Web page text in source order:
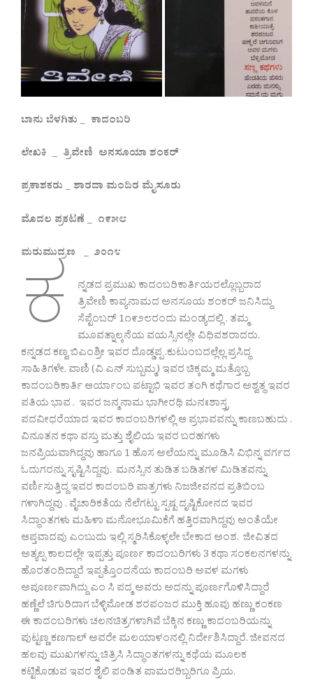
ಬಾನು ಬೆಳಗಿತು _ ಕಾದಂಬರಿ
ಲೇಖಕಿ _ ತ್ರಿವೇಣಿ ಅನಸೂಯಾ ಶಂಕರ್
ಪ್ರಕಾಶಕರು _ ಶಾರದಾ ಮಂದಿರ ಮೈಸೂರು
ಮೊದಲ ಪ್ರಕಟಣೆ _ ೧೯೫೮
ಮರುಮುದ್ರಣ _ ೨೦೧೪
ಕ
ನ್ನಡದ ಪ್ರಮುಖ ಕಾದಂಬರಿಕಾರ್ತಿಯರಲ್ಲೊಬ್ಬರಾದ
ತ್ರಿವೇಣಿ ಕಾವ್ಯನಾಮದ ಅನಸೂಯ ಶಂಕರ್ ಜನಿಸಿದ್ದು
ಸೆಪ್ಟೆಂಬರ್ 1೧೯೨೮ರಂದು ಮಂಡ್ಯದಲ್ಲಿ . ತಮ್ಮ
ಮೂವತ್ನಾಲ್ಕನೆಯ ವಯಸ್ಸಿನಲ್ಲೇ ವಿಧಿವಶರಾದರು.
ಕನ್ನಡದ ಕಣ್ವ ಬಿಎಂಶ್ರೀ ಇವರ ದೊಡ್ಡಪ್ಪ .ಕುಟುಂಬದಲ್ಲೆಲ್ಲ ಪ್ರಸಿದ್ಧ
ಸಾಹಿತಿಗಳೇ. ವಾಣಿ (ವಿ ಎನ್ ಸುಬ್ಬಮ್ಮ) ಇವರ ಚಿಕ್ಕಮ್ಮ ಮತ್ತೊಬ್ಬ
ಕಾದಂಬರಿಕಾರ್ತಿ ಆರ್ಯಾಂಬ ಪಟ್ಟಾಭಿ ಇವರ ತಂಗಿ ಕಥೆಗಾರ ಅಶ್ವತ್ಥ ಇವರ
ಪತಿಯ ಭಾವ . ಇವರ ಜನ್ಮನಾಮ ಭಾಗೀರಥಿ ಮನಃಶಾಸ್ತ್ರ
ಪದವೀಧರೆಯಾದ ಇವರ ಕಾದಂಬರಿಗಳಲ್ಲಿ ಆ ಪ್ರಭಾವವನ್ನು ಕಾಣಬಹುದು .
ವಿನೂತನ ಕಥಾ ವಸ್ತು ಮತ್ತು ಶೈಲಿಯ ಇವರ ಬರಹಗಳು
ಜನಪ್ರಿಯವಾಗಿದ್ದವು ಹಾಗೂ 1 ಹೊಸ ಅಲೆಯನ್ನು ಮೂಡಿಸಿ ವಿಭಿನ್ನ ವರ್ಗದ
ಓದುಗರನ್ನು ಸೃಷ್ಟಿಸಿದ್ದವು. ಮನಸ್ಸಿನ ತುಡಿತ ಬಡಿತಗಳ ಮಿಡಿತವನ್ನು
ವರ್ಣಿಸುತ್ತಿದ್ದ ಇವರ ಕಾದಂಬರಿ ಪಾತ್ರಗಳು ನಿಜಜೀವನದ ಪ್ರತಿಬಿಂಬ
ಗಳಾಗಿದ್ದವು . ವೈಚಾರಿಕತೆಯ ನೆಲೆಗಟ್ಟು ಸ್ಪಷ್ಟ ದೃಷ್ಟಿಕೋನದ ಇವರ
ಸಿದ್ಧಾಂತಗಳು ಮಹಿಳಾ ಮನೋಭೂಮಿಕೆಗೆ ಹತ್ತಿರವಾಗಿದ್ದವು ಅಂತೆಯೇ
ಆಪ್ತವಾದವು ಎಂಬುದು ಇಲ್ಲಿ ಸ್ಮರಿಸಿಕೊಳ್ಳಲೇ ಬೇಕಾದ ಅಂಶ. ಜೀವಿತದ
ಅತ್ಯಲ್ಪ ಕಾಲದಲ್ಲೇ ಇಪ್ಪತ್ತು ಪೂರ್ಣ ಕಾದಂಬರಿಗಳು 3 ಕಥಾ ಸಂಕಲನಗಳನ್ನು
ಹೊರತಂದಿದ್ದಾರೆ ಇಪ್ಪತ್ತೊಂದನೆಯ ಕಾದಂಬರಿ ಅವಳ ಮಗಳು
ಅಪೂರ್ಣವಾಗಿದ್ದು ಎಂ ಸಿ ಪದ್ಮ ಅವರು ಅದನ್ನು ಪೂರ್ಣಗೊಳಿಸಿದ್ದಾರೆ
ಹಣ್ಣೆಲೆ ಚಿಗುರಿದಾಗ ಬೆಳ್ಳಿಮೋಡ ಶರಪಂಜರ ಮುಕ್ತಿ ಹೂವು ಹಣ್ಣು ಕಂಕಣ
ಈ ಕಾದಂಬರಿಗಳು ಚಲನಚಿತ್ರಗಳಾಗಿವೆ ಬೆಕ್ಕಿನ ಕಣ್ಣು ಕಾದಂಬರಿಯನ್ನು
ಪುಟ್ಟಣ್ಣ ಕಣಗಾಲ್ ಅವರೇ ಮಲಯಾಳಂನಲ್ಲಿ ನಿರ್ದೇಶಿಸಿದ್ದಾರೆ. ಜೀವನದ
ಹಲವು ಮುಖಗಳನ್ನು ಚಿತ್ರಿಸಿ ಸಿದ್ಧಾಂತಗಳನ್ನು ಕಥೆಯ ಮೂಲಕ
ಕಟ್ಟಿಕೊಡುವ ಇವರ ಶೈಲಿ ಪಂಡಿತ ಪಾಮರರಿಬ್ಬರಿಗೂ ಪ್ರಿಯ.